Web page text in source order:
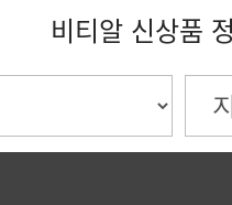
비티알 신상품